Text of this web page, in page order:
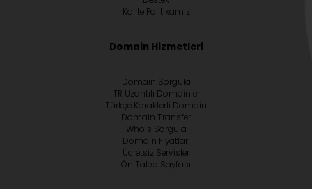
Kalite Politikamız
Domain Hizmetleri
Domain Sorgula
TR Uzantılı Domainler
Türkçe Karakterli Domain
Domain Transfer
Whoİs Sorgula
Domain Fiyatları
Ücretsiz Servisler
Ön Talep Sayfası